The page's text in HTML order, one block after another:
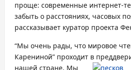
проще: современные интернет-
забыть о расстояниях, часовых
рассказывает куратор проекта
“Мы очень рады, что мировое
Карениной” проходит в
нашей стране. Мы